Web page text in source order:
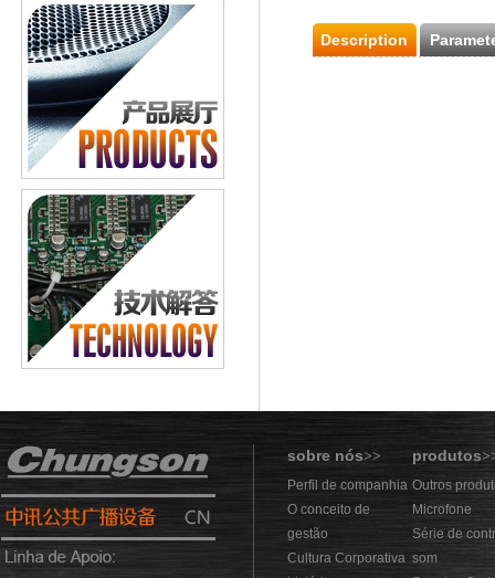
Description
sobre nós>> produtos
Perfil de companhia
O conceito de
gestão
Cultura Corporativa
Outros
Microfone
Série de
som